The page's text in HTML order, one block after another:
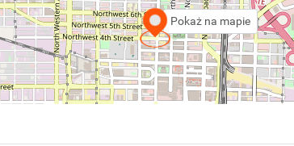
Pokaż na mapie